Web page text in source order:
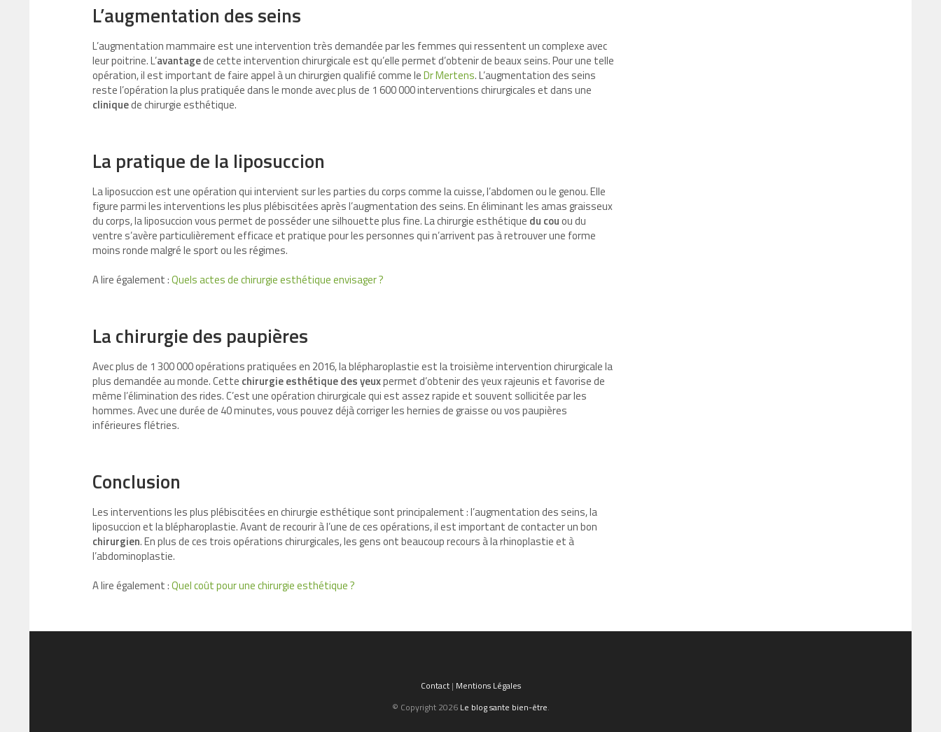
L’augmentation des seins
L’augmentation mammaire est une intervention très demandée par les femmes qui ressentent un complexe avec
leur poitrine. L’avantagede cette intervention chirurgicale est qu’elle permet d’obtenir de beaux seins. Pour une telle
opération, il est important de faire appel à un chirurgien qualifié comme leDr Mertens. L’augmentation des seins
reste l’opération la plus pratiquée dans le monde avec plus de 1 600 000 interventions chirurgicales et dans une
cliniquede chirurgie esthétique.
La pratique de la liposuccion
La liposuccion est une opération qui intervient sur les parties du corps comme la cuisse, l’abdomen ou le genou. Elle
figure parmi les interventions les plus plébiscitées après l’augmentation des seins. En éliminant les amas graisseux
du corps, la liposuccion vous permet de posséder une silhouette plus fine. La chirurgie esthétique du couou du
ventre s’avère particulièrement efficace et pratique pour les personnes qui n’arrivent pas à retrouver une forme
moins ronde malgré le sport ou les régimes.
A lire également :Quels actes de chirurgie esthétique envisager ?
La chirurgie des paupières
Avec plus de 1 300 000 opérations pratiquées en 2016, la blépharoplastie est la troisième intervention chirurgicale la
plus demandée au monde. Cette chirurgie esthétique des yeuxpermet d’obtenir des yeux rajeunis et favorise de
même l’élimination des rides. C’est une opération chirurgicale qui est assez rapide et souvent sollicitée par les
hommes. Avec une durée de 40 minutes, vous pouvez déjà corriger les hernies de graisse ou vos paupières
inférieures flétries.
Conclusion
Les interventions les plus plébiscitées en chirurgie esthétique sont principalement : l’augmentation des seins, la
liposuccion et la blépharoplastie. Avant de recourir à l’une de ces opérations, il est important de contacter un bon
chirurgien. En plus de ces trois opérations chirurgicales, les gens ont beaucoup recours à la rhinoplastie et à
l’abdominoplastie.
A lire également :Quel coût pour une chirurgie esthétique ?
Contact| Mentions Légales
© Copyright 2026 Le blog sante bien-être.